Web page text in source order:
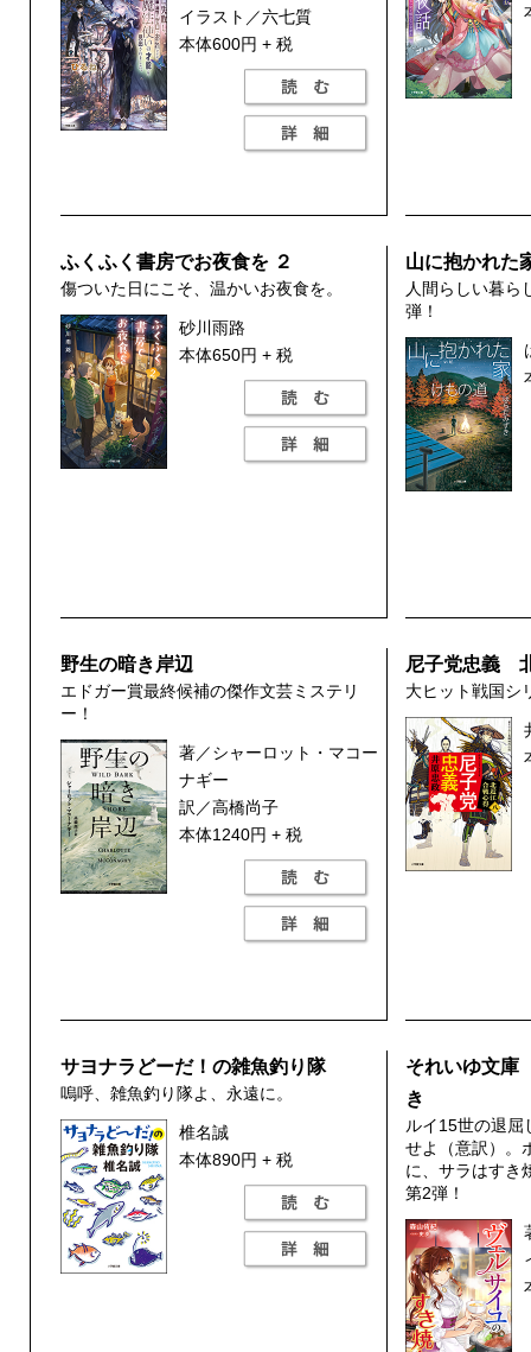
イラスト／六七質
本体600円 + 税
ふくふく書房でお夜食を ２
傷ついた日にこそ、温かいお夜食を。
砂川雨路
本体650円 + 税
山に抱かれ
人間らしい暮
弾！
野生の暗き岸辺
エドガー賞最終候補の傑作文芸ミステリ
ー！
著／シャーロット・マコー
ナギー
訳／高橋尚子
本体1240円 + 税
尼子党忠義
大ヒット戦国シ
サヨナラどーだ！の雑魚釣り隊
嗚呼、雑魚釣り隊よ、永遠に。
椎名誠
本体890円 + 税
それいゆ文庫
き
ルイ15世の退屈
せよ（意訳）。
に、サラはす
第2弾！